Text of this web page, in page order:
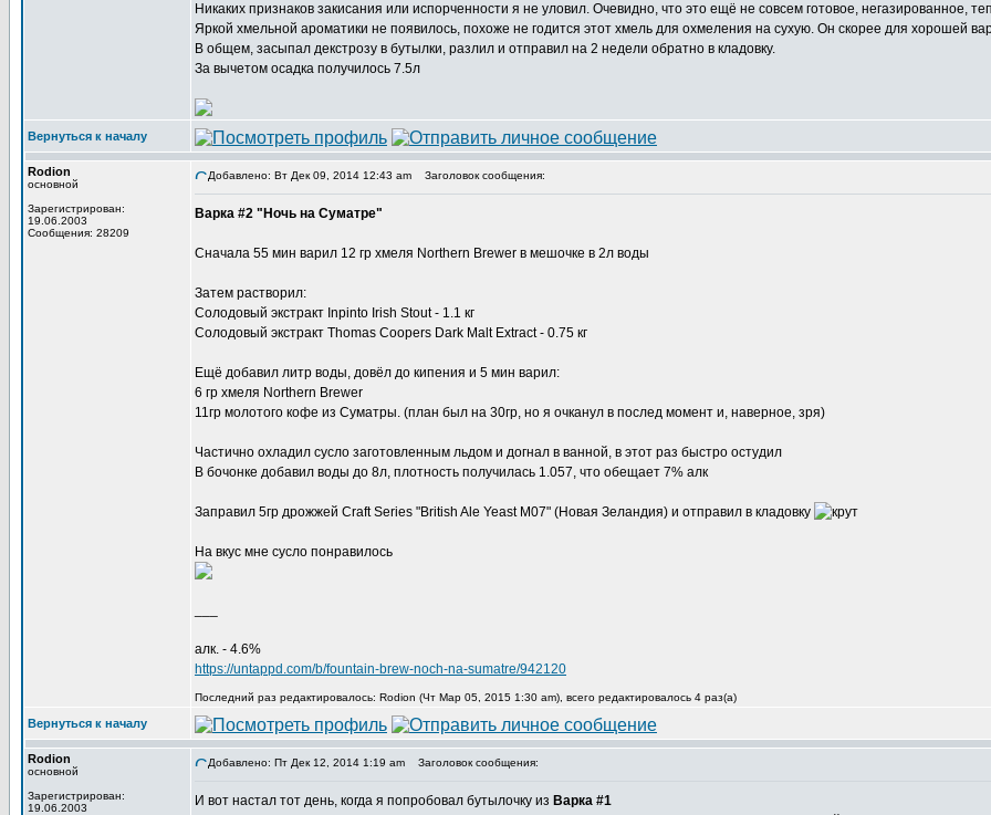
Никаких признаков закисания или испорченности я не уловил. Очевидно, что это ещё не совсем готовое, негазированное,
Яркой хмельной ароматики не появилось, похоже не годится этот хмель для охмеления на сухую. Он скорее для хорошей
В общем, засыпал декстрозу в бутылки, разлил и отправил на 2 недели обратно в кладовку.
За вычетом осадка получилось 7.5л
Вернуться к началу
Rodion
основной
Зарегистрирован:
19.06.2003
Сообщения: 28209
Добавлено: Вт Дек 09, 2014 12:43 am Заголовок сообщения:
Варка #2 "Ночь на Суматре"
Сначала 55 мин варил 12 гр хмеля Northern Brewer в мешочке в 2л воды
Затем растворил:
Солодовый экстракт Inpinto Irish Stout - 1.1 кг
Солодовый экстракт Thomas Coopers Dark Malt Extract - 0.75 кг
Ещё добавил литр воды, довёл до кипения и 5 мин варил:
6 гр хмеля Northern Brewer
11гр молотого кофе из Суматры. (план был на 30гр, но я очканул в послед момент и, наверное, зря)
Частично охладил сусло заготовленным льдом и догнал в ванной, в этот раз быстро остудил
В бочонке добавил воды до 8л, плотность получилась 1.057, что обещает 7% алк
Заправил 5гр дрожжей Craft Series "British Ale Yeast M07" (Новая Зеландия) и отправил в кладовку
На вкус мне сусло понравилось
алк. - 4.6%
https://untappd.com/b/fountain-brew-noch-na-sumatre/942120
Последний раз редактировалось: Rodion (Чт Мар 05, 2015 1:30 am), всего редактировалось 4 раз(а)
Вернуться к началу
Rodion
основной
Зарегистрирован:
19.06.2003
Добавлено: Пт Дек 12, 2014 1:19 am Заголовок сообщения:
И вот настал тот день, когда я попробовал бутылочку из Варка #1